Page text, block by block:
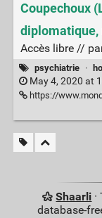
Coupechoux
diplomatique,
Accès libre //
psychiatrie ·
May 4, 2020 at
https://
Shaarli
database-